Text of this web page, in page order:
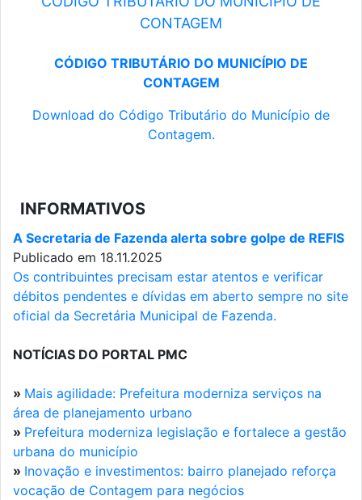
CONTAGEM
CÓDIGO TRIBUTÁRIO DO MUNICÍPIO DE
CONTAGEM
Download do Código Tributário do Município de
Contagem.
INFORMATIVOS
A Secretaria de Fazenda alerta sobre golpe de REFIS
Publicado em 18.11.2025
Os contribuintes precisam estar atentos e verificar
débitos pendentes e dívidas em aberto sempre no site
oficial da Secretária Municipal de Fazenda.
NOTÍCIAS DO PORTAL PMC
» Mais agilidade: Prefeitura moderniza serviços na
área de planejamento urbano
» Prefeitura moderniza legislação e fortalece a gestão
urbana do município
» Inovação e investimentos: bairro planejado reforça
vocação de Contagem para negócios